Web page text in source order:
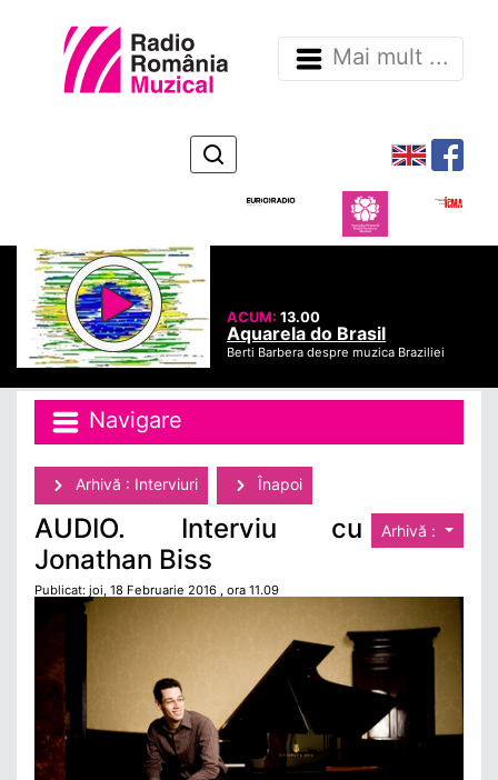
Mai mult ...
ACUM:13.00
Aquarela do Brasil
Berti Barbera despre muzica Braziliei
Navigare
Arhivă : Interviuri Înapoi
Arhivă :
AUDIO. Interviu cu
Jonathan Biss
Publicat: joi, 18 Februarie 2016 , ora 11.09